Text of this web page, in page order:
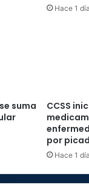
Hace 1 día
suma
CCSS
por
Hace 1 día